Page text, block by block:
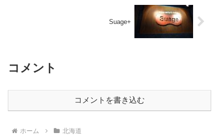
Suage+
コメント
コメントを書き込む
ホーム 北海道